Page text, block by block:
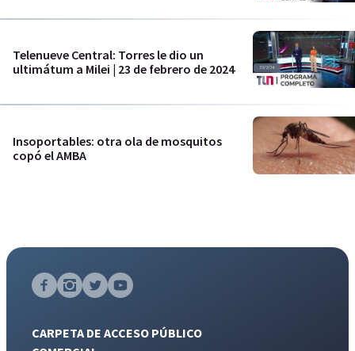
Telenueve Central: Torres le dio un
ultimátum a Milei | 23 de febrero de 2024
Insoportables: otra ola de mosquitos
copó el AMBA
CARPETA DE ACCESO PÚBLICO